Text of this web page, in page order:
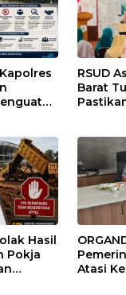
RSUD
Barat
Hasil
Pokja
Atasi